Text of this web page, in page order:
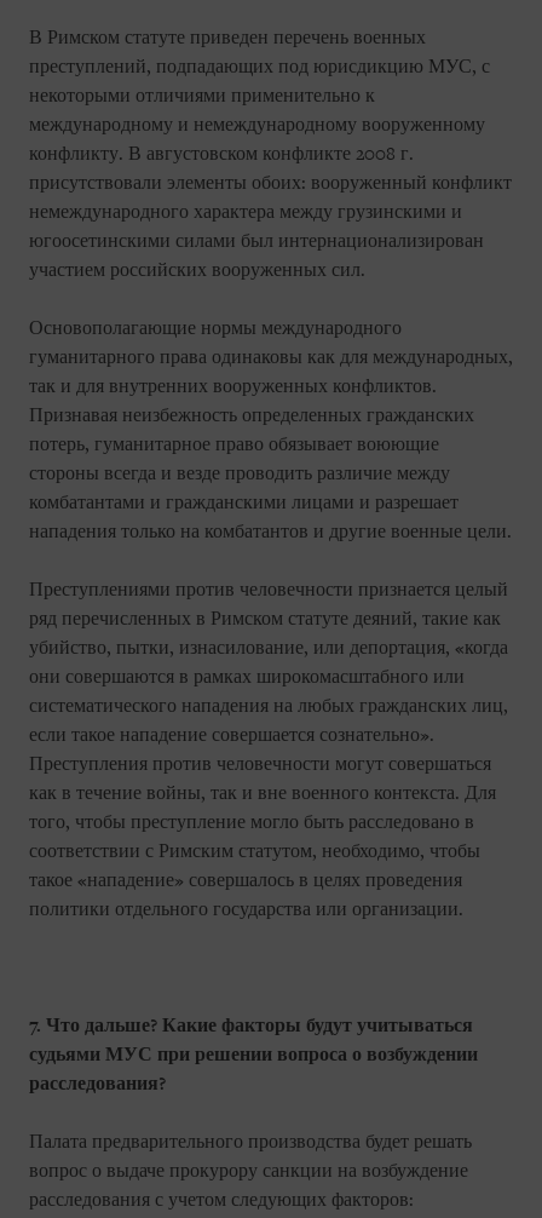
В Римском статуте приведен перечень военных
преступлений, подпадающих под юрисдикцию МУС, с
некоторыми отличиями применительно к
международному и немеждународному вооруженному
конфликту. В августовском конфликте 2008 г.
присутствовали элементы обоих: вооруженный конфликт
немеждународного характера между грузинскими и
югоосетинскими силами был интернационализирован
участием российских вооруженных сил.
Основополагающие нормы международного
гуманитарного права одинаковы как для международных,
так и для внутренних вооруженных конфликтов.
Признавая неизбежность определенных гражданских
потерь, гуманитарное право обязывает воюющие
стороны всегда и везде проводить различие между
комбатантами и гражданскими лицами и разрешает
нападения только на комбатантов и другие военные цели.
Преступлениями против человечности признается целый
ряд перечисленных в Римском статуте деяний, такие как
убийство, пытки, изнасилование, или депортация, «когда
они совершаются в рамках широкомасштабного или
систематического нападения на любых гражданских лиц,
если такое нападение совершается сознательно».
Преступления против человечности могут совершаться
как в течение войны, так и вне военного контекста. Для
того, чтобы преступление могло быть расследовано в
соответствии с Римским статутом, необходимо, чтобы
такое «нападение» совершалось в целях проведения
политики отдельного государства или организации.
7. Что дальше? Какие факторы будут учитываться
судьями МУС при решении вопроса о возбуждении
расследования?
Палата предварительного производства будет решать
вопрос о выдаче прокурору санкции на возбуждение
расследования с учетом следующих факторов: